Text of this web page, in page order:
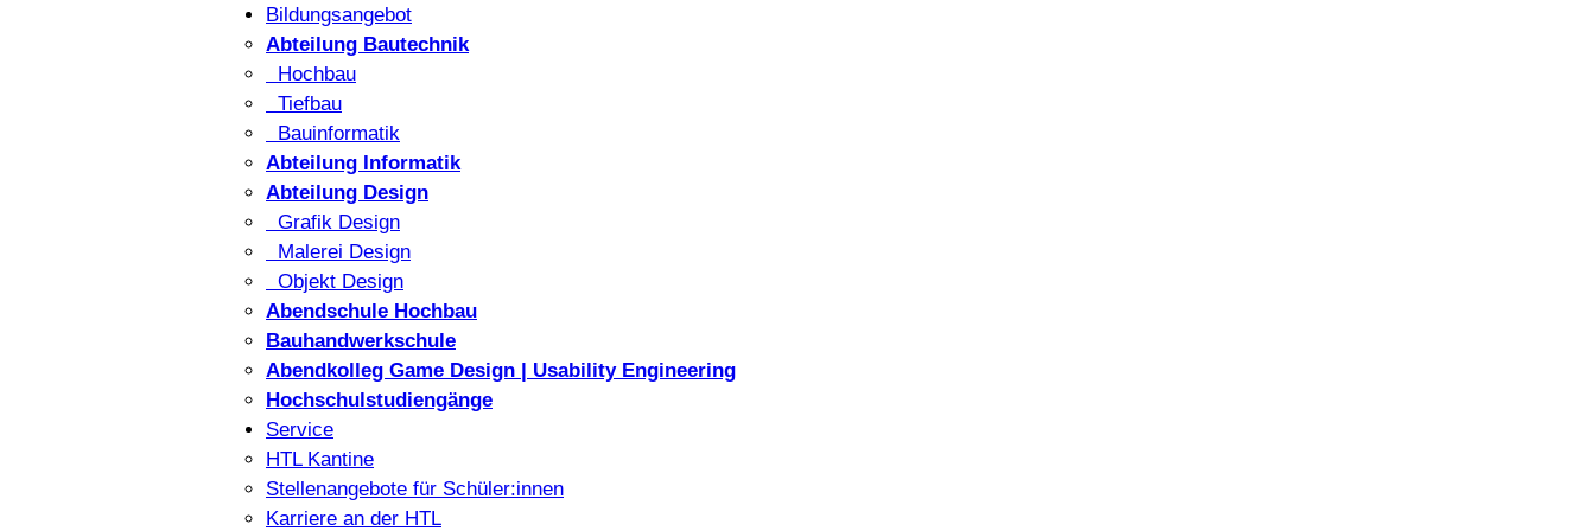
Bildungsangebot
Abteilung Bautechnik
Hochbau
Tiefbau
Bauinformatik
Abteilung Informatik
Abteilung Design
Grafik Design
Malerei Design
Objekt Design
Abendschule Hochbau
Bauhandwerkschule
Abendkolleg Game Design | Usability Engineering
Hochschulstudiengänge
Service
HTL Kantine
Stellenangebote für Schüler:innen
Karriere an der HTL